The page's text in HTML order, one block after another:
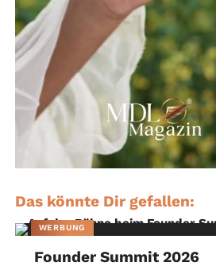
Das könnte Dir gefallen:
WERBUNG
Founder Summit 2026